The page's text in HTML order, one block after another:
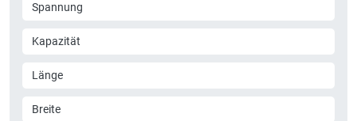
Spannung
Kapazität
Länge
Breite